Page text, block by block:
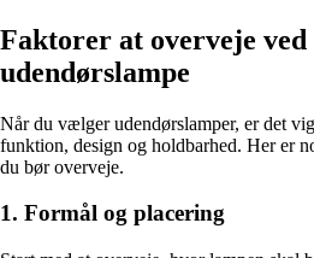
Faktorer at overveje ved
udendørslampe
Når du vælger udendørslamper, er det
funktion, design og holdbarhed. Her er
du bør overveje.
1. Formål og placering